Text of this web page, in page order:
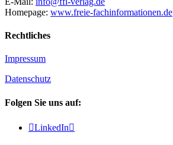
Homepage: www.freie-fachinformationen.de
Rechtliches
Impressum
Datenschutz
Folgen Sie uns auf:
LinkedIn